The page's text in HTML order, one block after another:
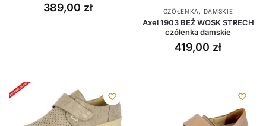
389,00 zł CZÓŁENKA , DAMSKIE
Axel 1903 BEŻ WOSK STRECH
czółenka damskie
419,00 zł